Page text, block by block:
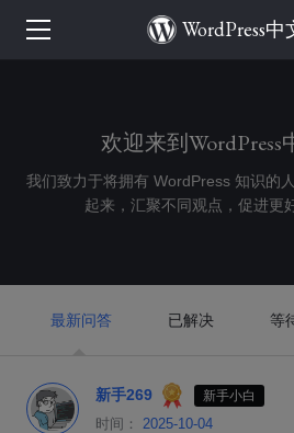
WordPress
欢迎来到WordPress
我们致力于将拥有 WordPress 知识的
起来，汇聚不同观点，促进更
最新问答 已解决 等
新手269 新手小白
时间：
2025-10-04